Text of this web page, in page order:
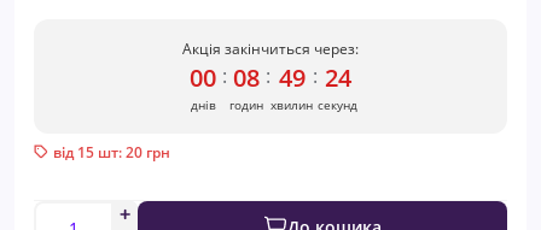
Акція закінчиться через:
00
днів
: 08
годин
: 49
хвилин
: 24
секунд
від 15 шт: 20 грн